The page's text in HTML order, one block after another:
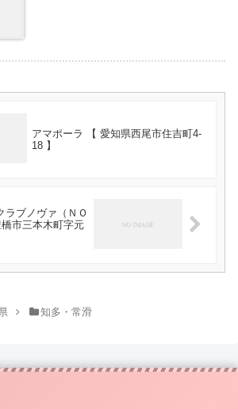
アマポーラ 【 愛知県西尾市住吉町4-
18 】
ラブノヴァ（ＮＯ
市三本木町字元
知多・常滑